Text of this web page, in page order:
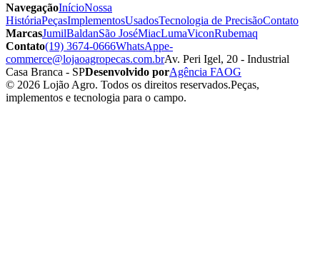
NavegaçãoInícioNossa
HistóriaPeçasImplementosUsadosTecnologia de PrecisãoContato
MarcasJumilBaldanSão JoséMiacLumaViconRubemaq
Contato(19) 3674-0666WhatsAppe-
commerce@lojaoagropecas.com.brAv. Peri Igel, 20 - Industrial
Casa Branca - SPDesenvolvido porAgência FAOG
© 2026 Lojão Agro. Todos os direitos reservados.Peças,
implementos e tecnologia para o campo.